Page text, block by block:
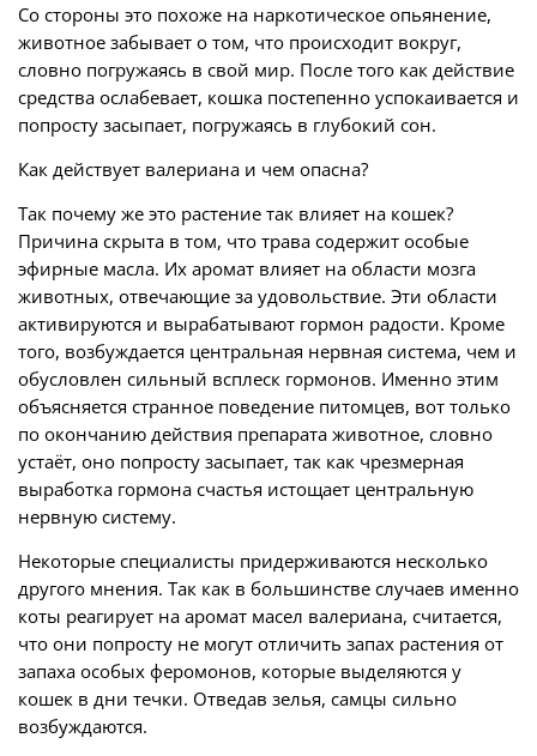
Со стороны это похоже на наркотическое опьянение,
животное забывает о том, что происходит вокруг,
словно погружаясь в свой мир. После того как действие
средства ослабевает, кошка постепенно успокаивается и
попросту засыпает, погружаясь в глубокий сон.
Как действует валериана и чем опасна?
Так почему же это растение так влияет на кошек?
Причина скрыта в том, что трава содержит особые
эфирные масла. Их аромат влияет на области мозга
животных, отвечающие за удовольствие. Эти области
активируются и вырабатывают гормон радости. Кроме
того, возбуждается центральная нервная система, чем и
обусловлен сильный всплеск гормонов. Именно этим
объясняется странное поведение питомцев, вот только
по окончанию действия препарата животное, словно
устаёт, оно попросту засыпает, так как чрезмерная
выработка гормона счастья истощает центральную
нервную систему.
Некоторые специалисты придерживаются несколько
другого мнения. Так как в большинстве случаев именно
коты реагирует на аромат масел валериана, считается,
что они попросту не могут отличить запах растения от
запаха особых феромонов, которые выделяются у
кошек в дни течки. Отведав зелья, самцы сильно
возбуждаются.